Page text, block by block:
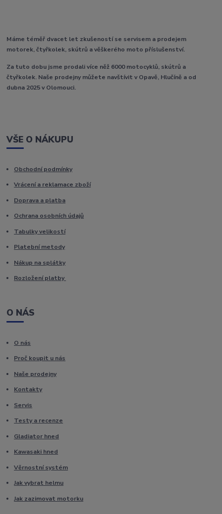
Máme téměř dvacet let zkušeností se servisem a prodejem
motorek, čtyřkolek, skútrů a věškerého moto příslušenství.
Za tuto dobu jsme prodali více něž 6000 motocyklů, skútrů a
čtyřkolek. Naše prodejny můžete navštívit v Opavě, Hlučíně a od
dubna 2025 v Olomouci.
VŠE O NÁKUPU
Obchodní podmínky
Vrácení a reklamace zboží
Doprava a platba
Ochrana osobních údajů
Tabulky velikostí
Platební metody
Nákup na splátky
Rozložení platby
O NÁS
O nás
Proč koupit u nás
Naše prodejny
Kontakty
Servis
Testy a recenze
Gladiator hned
Kawasaki hned
Věrnostní systém
Jak vybrat helmu
Jak zazimovat motorku